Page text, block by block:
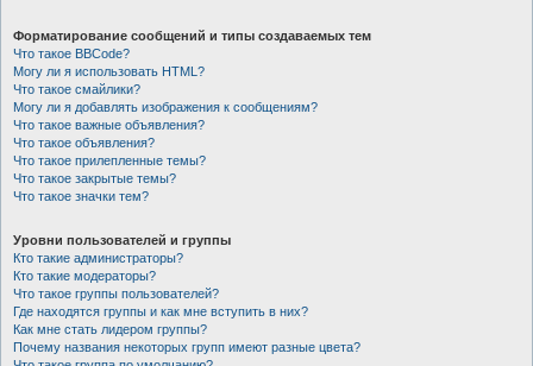
Форматирование сообщений и типы создаваемых тем
Что такое BBCode?
Могу ли я использовать HTML?
Что такое смайлики?
Могу ли я добавлять изображения к сообщениям?
Что такое важные объявления?
Что такое объявления?
Что такое прилепленные темы?
Что такое закрытые темы?
Что такое значки тем?
Уровни пользователей и группы
Кто такие администраторы?
Кто такие модераторы?
Что такое группы пользователей?
Где находятся группы и как мне вступить в них?
Как мне стать лидером группы?
Почему названия некоторых групп имеют разные цвета?